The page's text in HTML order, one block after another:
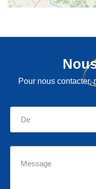
Pour nous contacter,